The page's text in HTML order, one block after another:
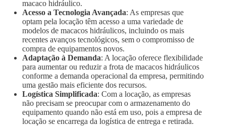
macaco hidráulico.
Acesso a Tecnologia Avançada: As empresas que
optam pela locação têm acesso a uma variedade de
modelos de macacos hidráulicos, incluindo os mais
recentes avanços tecnológicos, sem o compromisso de
compra de equipamentos novos.
Adaptação à Demanda: A locação oferece flexibilidade
para aumentar ou reduzir a frota de macacos hidráulicos
conforme a demanda operacional da empresa, permitindo
uma gestão mais eficiente dos recursos.
Logística Simplificada: Com a locação, as empresas
não precisam se preocupar com o armazenamento do
equipamento quando não está em uso, pois a empresa de
locação se encarrega da logística de entrega e retirada.